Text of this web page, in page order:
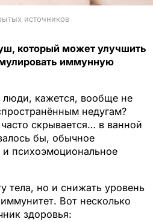
источников
который может улучшить
иммунную
кажется, вообще не
недугам?
скрывается… в ванной
бы, обычное
психоэмоциональное
тела, но и снижать уровень
Вот несколько
здоровья: